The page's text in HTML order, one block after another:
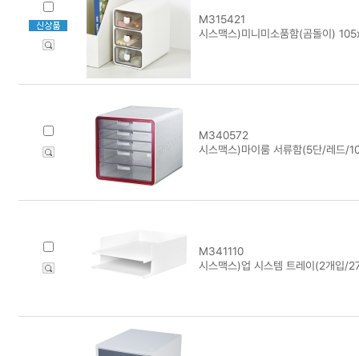
M315421
시스맥스)미니미소품함(곰돌이)
M340572
시스맥스)마이룸 서류함(5단/레
M341110
시스맥스)업 시스템 트레이(2개입/